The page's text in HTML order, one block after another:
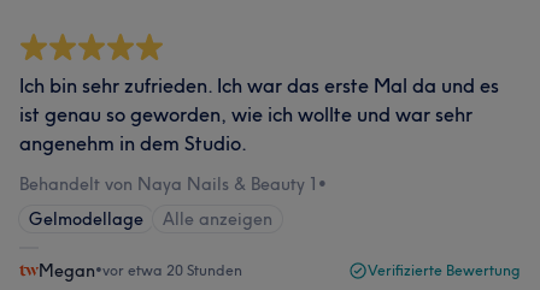
Ich bin sehr zufrieden. Ich war das erste Mal da und es
ist genau so geworden, wie ich wollte und war sehr
angenehm in dem Studio.
Behandelt von Naya Nails & Beauty 1 •
Gelmodellage
Alle anzeigen
Megan•vor etwa 20 Stunden Verifizierte Bewertung